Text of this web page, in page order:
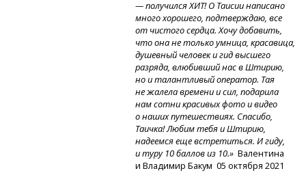
— получился ХИТ! О Таисии написано
много хорошего, подтверждаю, все
от чистого сердца. Хочу добавить,
что она не только умница, красавица,
душевный человек и гид высшего
разряда, влюбивший нас в Штирию,
но и талантливый оператор. Тая
не жалела времени и сил, подарила
нам сотни красивых фото и видео
о наших путешествиях. Спасибо,
Таичка! Любим тебя и Штирию,
надеемся еще встретиться. И гиду,
и туру 10 баллов из 10.» Валентина
и Владимир Бакум 05 октября 2021